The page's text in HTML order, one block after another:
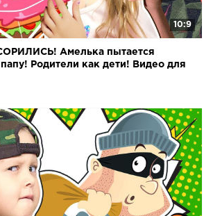
10:9
Амелька пытается
Родители как дети! Видео для